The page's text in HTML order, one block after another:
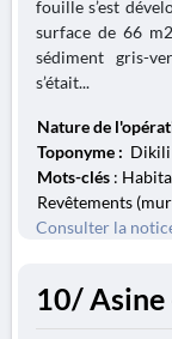
fouille s’est
surface de 66
sédiment gris-
s’était...
Nature de
Toponyme : Dikili
Mots-clés :
Revêtements
Consulter la
10/ Asine